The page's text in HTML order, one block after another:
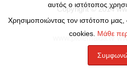
αυτός ο ιστότοπος
Χρησιμοποιώντας τον ιστότοπο
cookies. Μάθε
Copyright © 2014
www.ptolemaida.tv